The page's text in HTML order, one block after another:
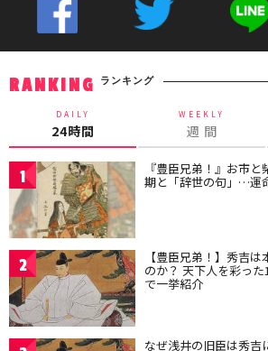
RANKING ランキング
DAILY
24時間
WEEKLY
週 間
1 『豊臣兄弟！』お市
期と「辞世の句」…運
2 【豊臣兄弟！】秀吉
のか？ 天下人を彩っ
で一挙紹介
なぜ浅井の旧臣は秀吉